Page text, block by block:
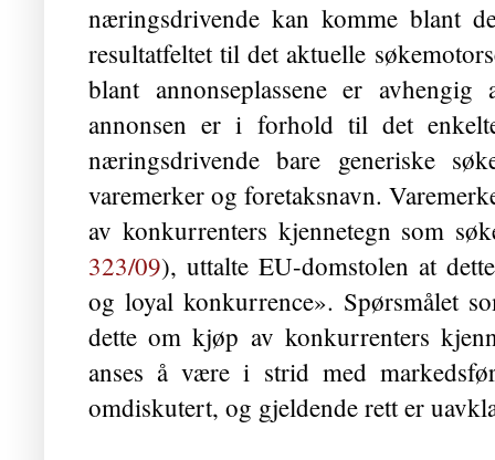
næringsdrivende kan komme blant
resultatfeltet til det aktuelle
blant annonseplassene er
annonsen er i forhold til det
næringsdrivende bare generiske
varemerker og foretaksnavn.
av konkurrenters kjennetegn som
323/09), uttalte EU-domstolen at
og loyal konkurrence». Spørsmålet
dette om kjøp av konkurrenters
anses å være i strid med
omdiskutert, og gjeldende rett er